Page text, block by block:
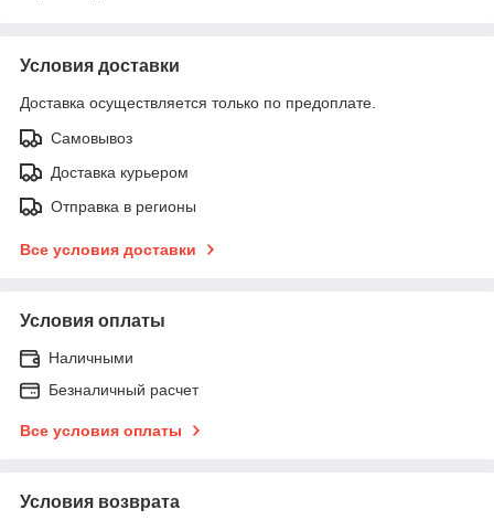
Условия доставки
Доставка осуществляется только по предоплате.
Самовывоз
Доставка курьером
Отправка в регионы
Все условия доставки
Условия оплаты
Наличными
Безналичный расчет
Все условия оплаты
Условия возврата